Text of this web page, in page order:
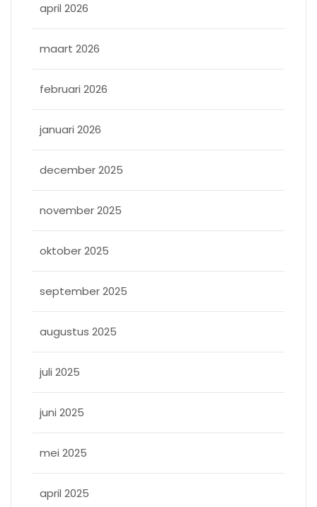
april 2026
maart 2026
februari 2026
januari 2026
december 2025
november 2025
oktober 2025
september 2025
augustus 2025
juli 2025
juni 2025
mei 2025
april 2025